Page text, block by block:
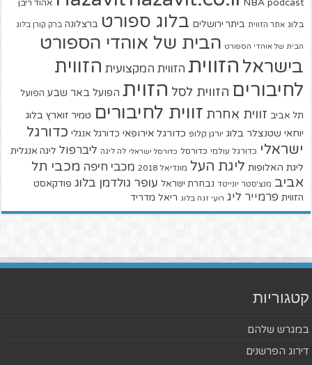
podcast אהוד ריבן
בלוג אתר הזווית ביתר ירושלים בלוג ספורט ברצלונה ברק קורן בלוג
הבית של אוהדי הספורט הבית של אוהדי הספורט
בישראל הזווית הזווית המקצועית הזווית
לחיבורים הזווית לסל הזוית הפועל באר שבע הפועל
תל אביב זווית אחרת זווית לחיבורים טמיר זוארץ בלוג
יוחאי שטנצלר בלוג יורגן קלופ כדורגל אירופאי כדורגל אנגלי כדורגל
ישראלי כדורגל עולמי כדורסל כדורסל ישראלי לה ליגה ליברפול ליגה אנגלית
ליגת האלופות ליגת העל מונדיאל 2018 מכבי חיפה מכבי תל
אביב מנצ'סטר יונייטד נבחרת ישראל עופר גולדמן בלוג פודקאסט
הזווית פרמייר ליג רועי זגה בלוג ריאל מדריד
קטגוריות
במגרש שלהם
דירוג הפרשנים